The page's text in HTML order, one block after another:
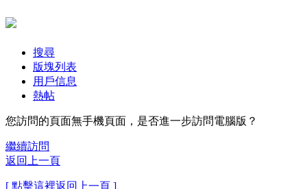
搜尋
版塊列表
用戶信息
熱帖
您訪問的頁面無手機頁面，是否進一步訪問電腦版？
繼續訪問
返回上一頁
[ 點擊這裡返回上一頁 ]